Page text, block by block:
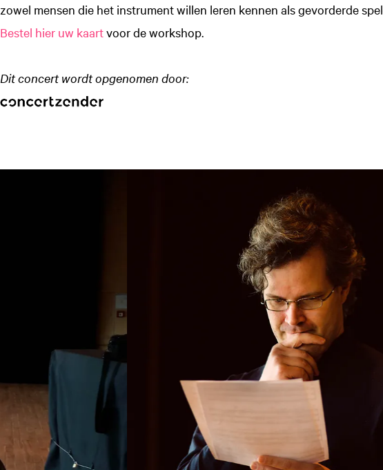
zowel mensen die het instrument willen leren kennen als gevorderde
Bestel hier uw kaartvoor de workshop.
Dit concert wordt opgenomen door: